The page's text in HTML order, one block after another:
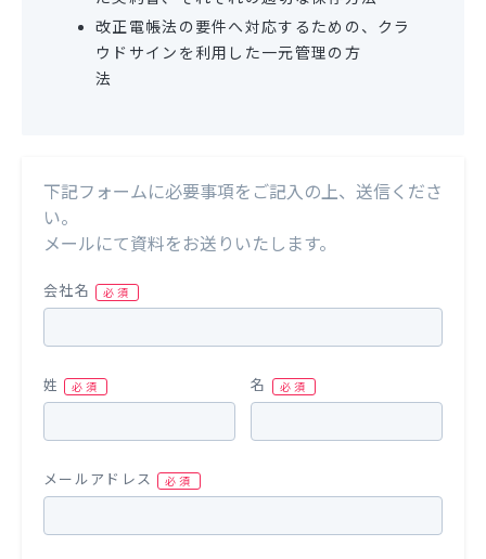
改正電帳法の要件へ対応するための、クラ
ウドサインを利用した一元管理の方
法
下記フォームに必要事項をご記入の上、送信くださ
い。
メールにて資料をお送りいたします。
会社名
姓 名
メールアドレス